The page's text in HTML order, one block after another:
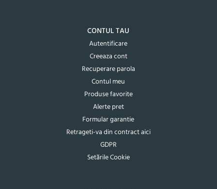
CONTUL TAU
Autentificare
Creeaza cont
Recuperare parola
Contul meu
Produse favorite
Alerte pret
Formular garantie
Retrageti-va din contract aici
GDPR
Setările Cookie